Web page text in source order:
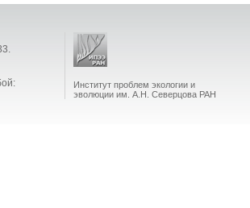
Институт проблем экологии и
эволюции им. А.Н. Северцова РАН